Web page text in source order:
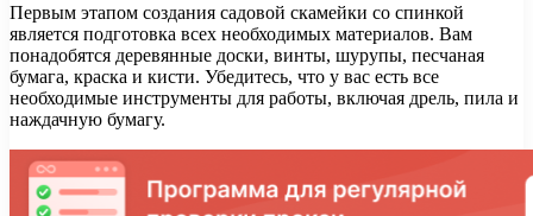
Первым этапом создания садовой скамейки со спинкой
является подготовка всех необходимых материалов. Вам
понадобятся деревянные доски, винты, шурупы, песчаная
бумага, краска и кисти. Убедитесь, что у вас есть все
необходимые инструменты для работы, включая дрель, пила и
наждачную бумагу.